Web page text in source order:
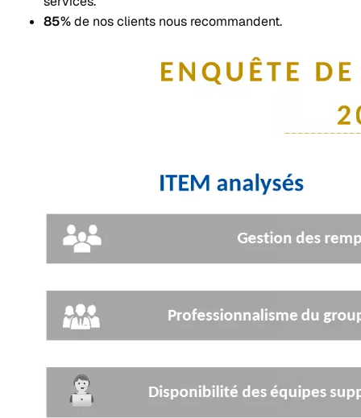
85%de nos clients nous recommandent.